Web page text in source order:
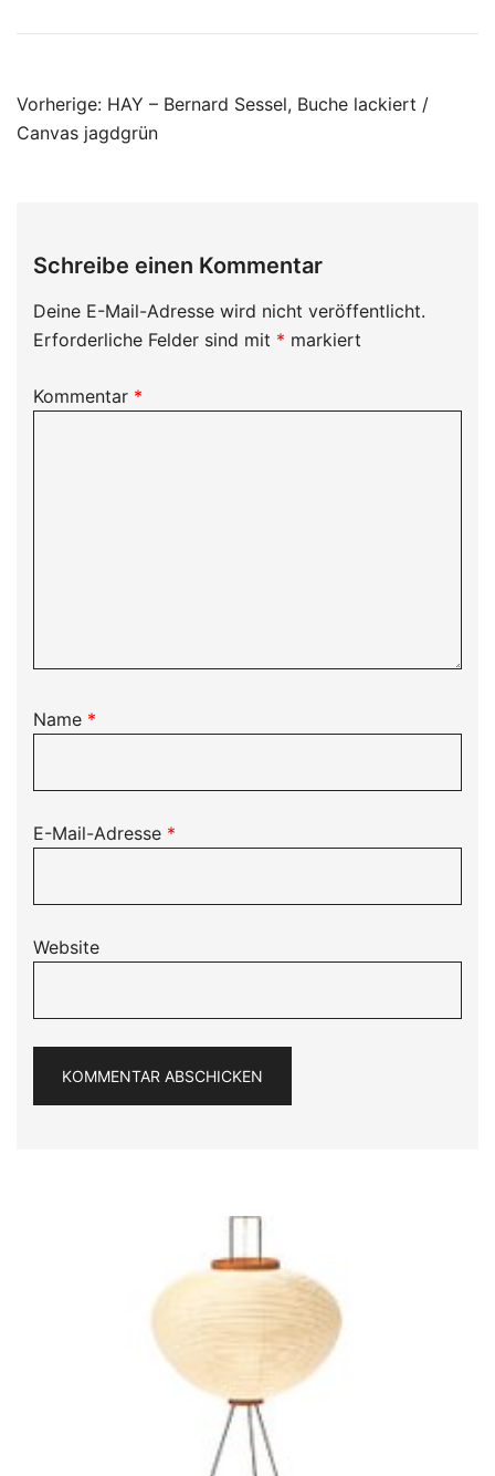
Beitragsnavigation
Vorherige: HAY – Bernard Sessel, Buche lackiert /
Canvas jagdgrün
Schreibe einen Kommentar
Deine E-Mail-Adresse wird nicht veröffentlicht.
Erforderliche Felder sind mit * markiert
Kommentar *
Name *
E-Mail-Adresse *
Website